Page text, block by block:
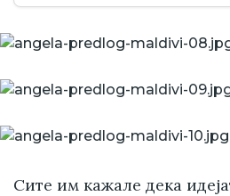
Сите им кажале дека